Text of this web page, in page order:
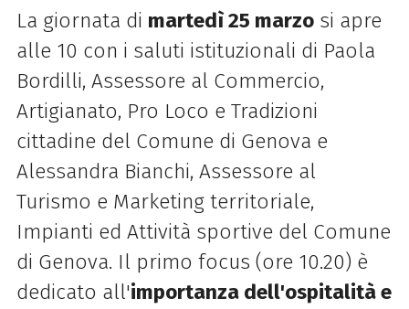
La giornata di martedì 25 marzosi apre
alle 10 con i saluti istituzionali di Paola
Bordilli, Assessore al Commercio,
Artigianato, Pro Loco e Tradizioni
cittadine del Comune di Genova e
Alessandra Bianchi, Assessore al
Turismo e Marketing territoriale,
Impianti ed Attività sportive del Comune
di Genova. Il primo focus (ore 10.20) è
dedicato all'importanza dell'ospitalità e